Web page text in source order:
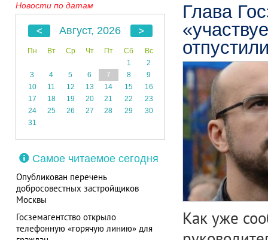
Новости по датам
Август, 2026
Пн Вт Ср Чт Пт Сб
Вс
1
2
3
4 5 6 7 8
9
10
11 12 13 14 15
16
17
18 19 20 21 22
23
24
25 26 27 28 29
30
31
Самое читаемое сегодня
Опубликован перечень
добросовестных застройщиков
Москвы
Госземагентство открыло
телефонную «горячую линию» для
Глава
Как уже